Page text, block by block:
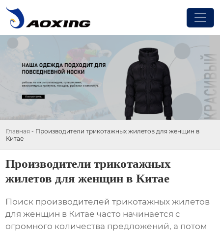
Главная - Производители трикотажных жилетов для женщин в
Китае
Производители трикотажных
жилетов для женщин в Китае
Поиск производителей трикотажных жилетов
для женщин в Китае часто начинается с
огромного количества предложений, а потом